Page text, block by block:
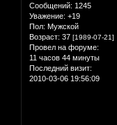
Сообщений: 1245
Уважение: +19
Пол: Мужской
Возраст: 37 [1989-07-21]
Провел на форуме:
11 часов 44 минуты
Последний визит:
2010-03-06 19:56:09